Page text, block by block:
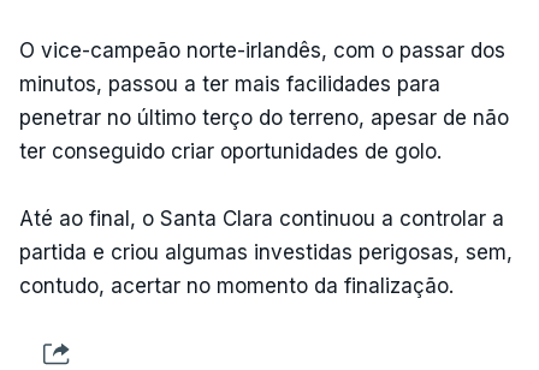
O vice-campeão norte-irlandês, com o passar dos
minutos, passou a ter mais facilidades para
penetrar no último terço do terreno, apesar de não
ter conseguido criar oportunidades de golo.
Até ao final, o Santa Clara continuou a controlar a
partida e criou algumas investidas perigosas, sem,
contudo, acertar no momento da finalização.